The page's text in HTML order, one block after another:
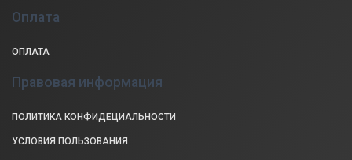
Оплата
ОПЛАТА
Правовая информация
ПОЛИТИКА КОНФИДЕЦИАЛЬНОСТИ
УСЛОВИЯ ПОЛЬЗОВАНИЯ